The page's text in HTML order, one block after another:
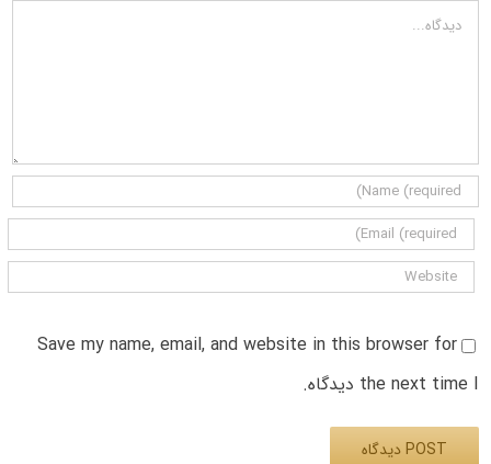
دیدگاه
Save my name, email, and website in this browser for
the next time I دیدگاه.